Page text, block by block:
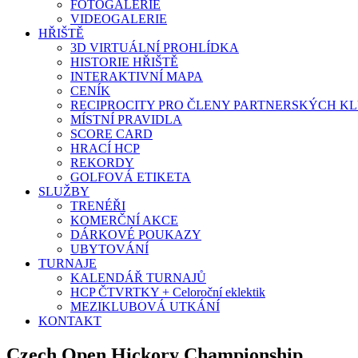
FOTOGALERIE
VIDEOGALERIE
HŘIŠTĚ
3D VIRTUÁLNÍ PROHLÍDKA
HISTORIE HŘIŠTĚ
INTERAKTIVNÍ MAPA
CENÍK
RECIPROCITY PRO ČLENY PARTNERSKÝCH
MÍSTNÍ PRAVIDLA
SCORE CARD
HRACÍ HCP
REKORDY
GOLFOVÁ ETIKETA
SLUŽBY
TRENÉŘI
KOMERČNÍ AKCE
DÁRKOVÉ POUKAZY
UBYTOVÁNÍ
TURNAJE
KALENDÁŘ TURNAJŮ
HCP ČTVRTKY + Celoroční eklektik
MEZIKLUBOVÁ UTKÁNÍ
KONTAKT